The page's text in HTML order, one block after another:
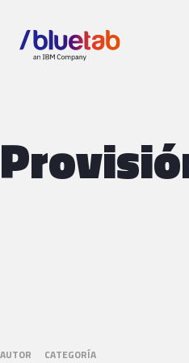
AUTOR CATEGORÍA